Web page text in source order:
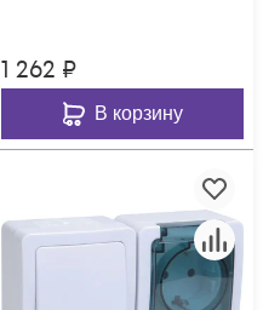
1 262 ₽
В корзину